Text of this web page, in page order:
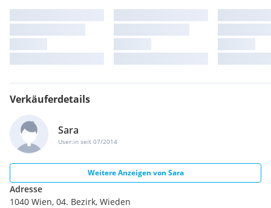
Verkäuferdetails
Sara
User:in seit 07/2014
Weitere Anzeigen von Sara
Adresse
1040 Wien, 04. Bezirk, Wieden